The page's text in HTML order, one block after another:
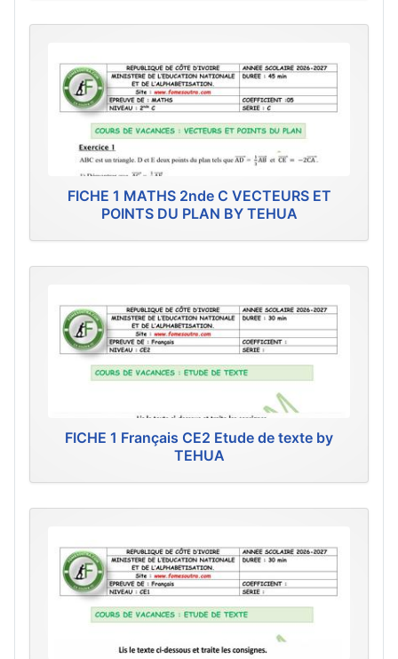
FICHE 1 MATHS 2nde C VECTEURS ET
POINTS DU PLAN BY TEHUA
FICHE 1 Français CE2 Etude de texte by
TEHUA